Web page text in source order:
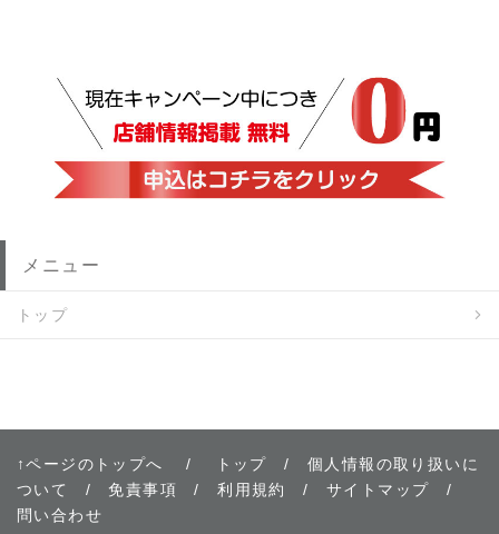
メニュー
トップ
↑ページのトップへ / トップ /個人情報の取り扱いに
ついて
/ 免責事項 /利用規約 /サイトマップ /
問い合わせ